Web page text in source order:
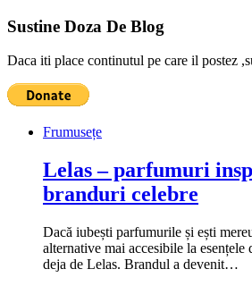
Sustine Doza De Blog
Daca iti place continutul pe care il postez
Frumusețe
Lelas – parfumuri
branduri celebre
Dacă iubești parfumurile și ești
alternative mai accesibile la
deja de Lelas. Brandul a devenit…